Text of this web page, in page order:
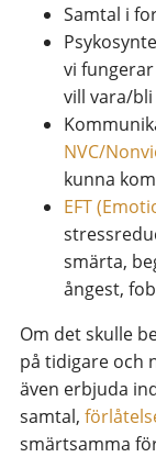
Samtal i
vi
vill vara/bli
NVC/
kunna
EFT
smärta,
ångest,
Om det skulle
på tidigare och
även erbjuda
samtal,
smärtsamma